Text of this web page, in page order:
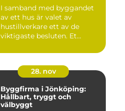
I samband med byggandet
av ett hus är valet av
hustillverkare ett av de
viktigaste besluten. Et...
28. nov
Byggfirma i Jönköping:
Hållbart, tryggt och
välbyggt